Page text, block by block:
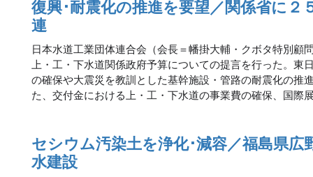
復興･耐震化の推進を要望／関係省に２
連
日本水道工業団体連合会（会長＝幡掛大輔・クボタ特別顧
上・工・下水道関係政府予算についての提言を行った。東
の確保や大震災を教訓とした基幹施設・管路の耐震化の推
た、交付金における上・工・下水道の事業費の確保、国際
セシウム汚染土を浄化･減容／福島県広
水建設